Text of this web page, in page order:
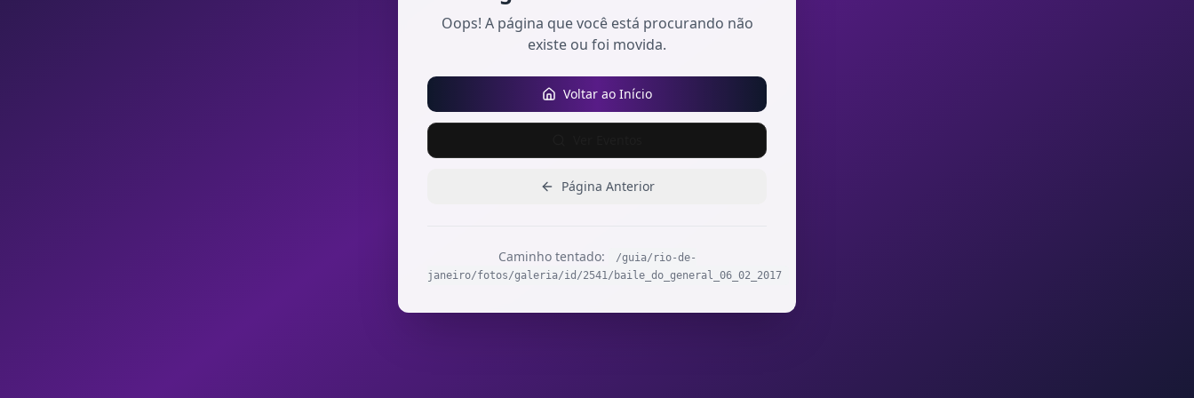
Oops! A página que você está procurando não
existe ou foi movida.
Voltar ao Início
Página Anterior
Caminho tentado:
/guia/rio-de-
janeiro/fotos/galeria/id/2541/baile_do_general_06_02_2017